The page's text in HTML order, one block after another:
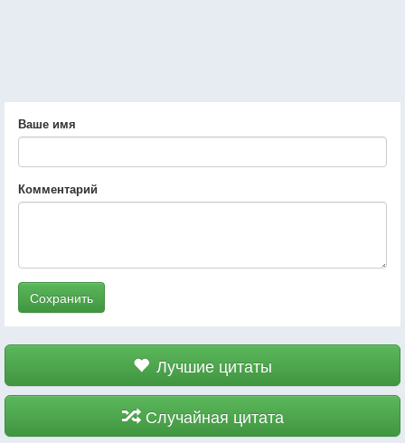
Ваше имя
Комментарий
Сохранить
Лучшие цитаты
Случайная цитата